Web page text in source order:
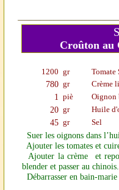
Croûton
1200 gr Tomate
780 gr Crème
1 piè Oignon
20 gr Huile
45 gr Sel
Suer les oignons dans
Ajouter les tomates et
Ajouter la crème
et
blender et passer au chinois.
Débarrasser en bain-